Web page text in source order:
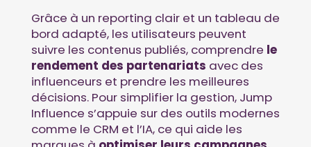
Grâce à un reporting clair et un tableau de
bord adapté, les utilisateurs peuvent
suivre les contenus publiés, comprendre le
rendement des partenariats avec des
influenceurs et prendre les meilleures
décisions. Pour simplifier la gestion, Jump
Influence s’appuie sur des outils modernes
comme le CRM et l’IA, ce qui aide les